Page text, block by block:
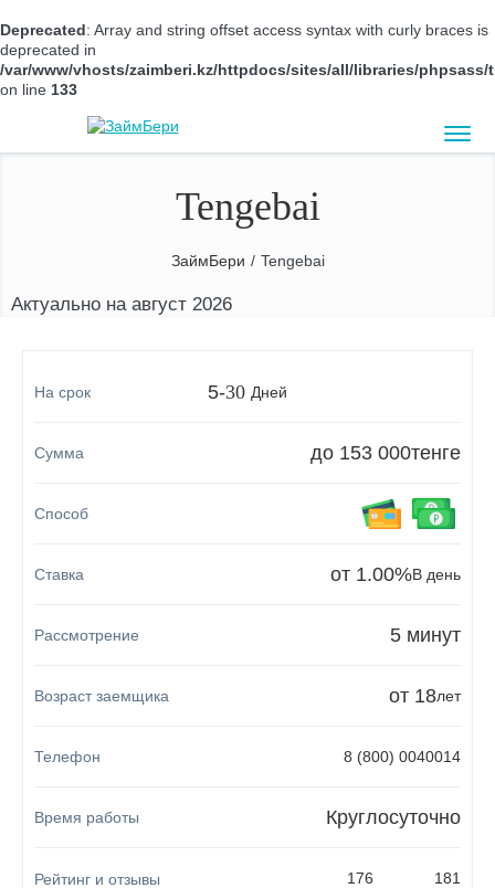
Deprecated: Array and string offset access syntax with curly braces is
deprecated in
/var/www/vhosts/zaimberi.kz/httpdocs/sites/all/libraries/phpsass/
on line 133
Tengebai
ЗаймБери / Tengebai
Актуально на август 2026
5-30 Дней
до 153 000тенге
от 1.00%В день
5 минут
от 18лет
8 (800) 0040014
Круглосуточно
176 181